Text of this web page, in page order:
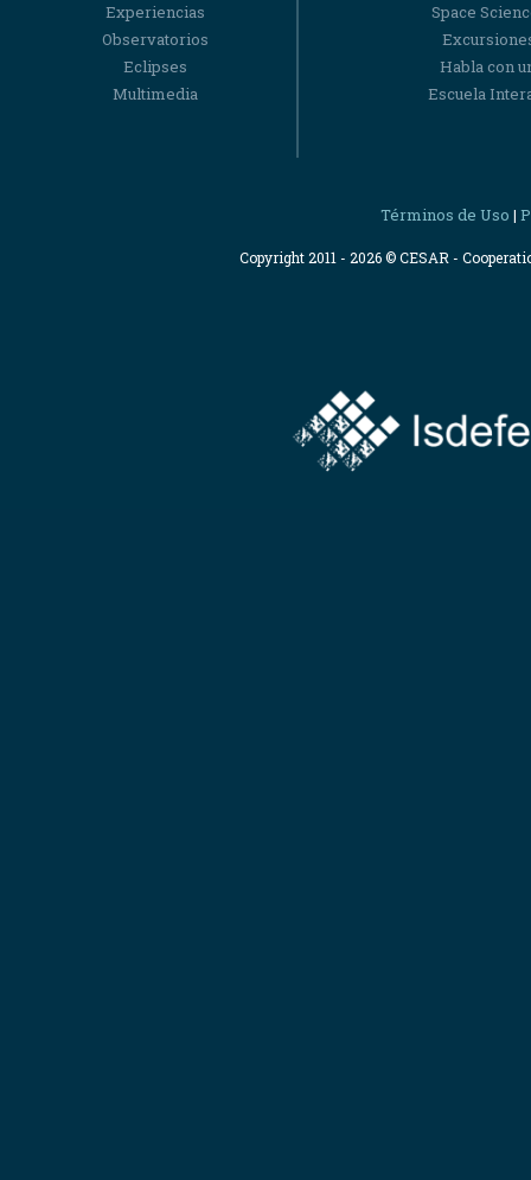
Experiencias
Observatorios
Eclipses
Multimedia
Space
Habla con
Escuela
Términos de Uso |
Copyright 2011 - 2026 © CESAR -